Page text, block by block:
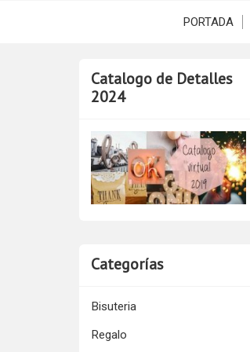
PORTADA
Catalogo de Detalles
2024
Categorías
Bisuteria
Regalo